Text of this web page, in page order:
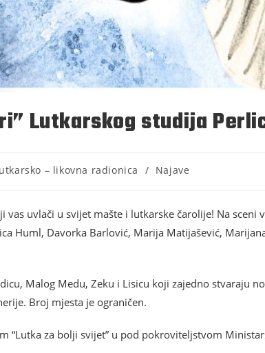
Lutkarskog studija
– likovna radionica / Najave
uvlači u svijet mašte i lutkarske čarolije! Na sceni
Huml, Davorka Barlović, Marija Matijašević,
Malog Medu, Zeku i Lisicu koji zajedno stvaraju
Broj mjesta je ograničen.
“Lutka za bolji svijet” u pod pokroviteljstvom